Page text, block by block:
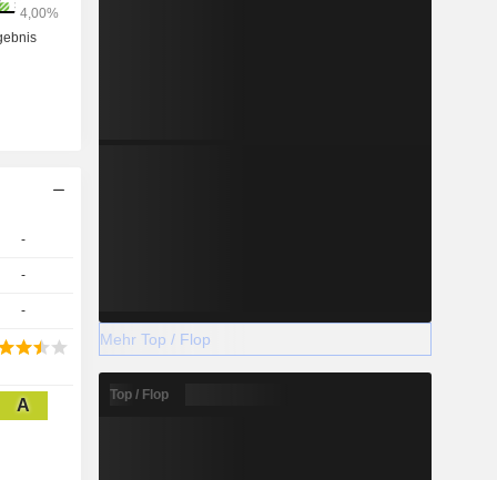
-
-
-
A
Mehr Top / Flop
Top / Flop